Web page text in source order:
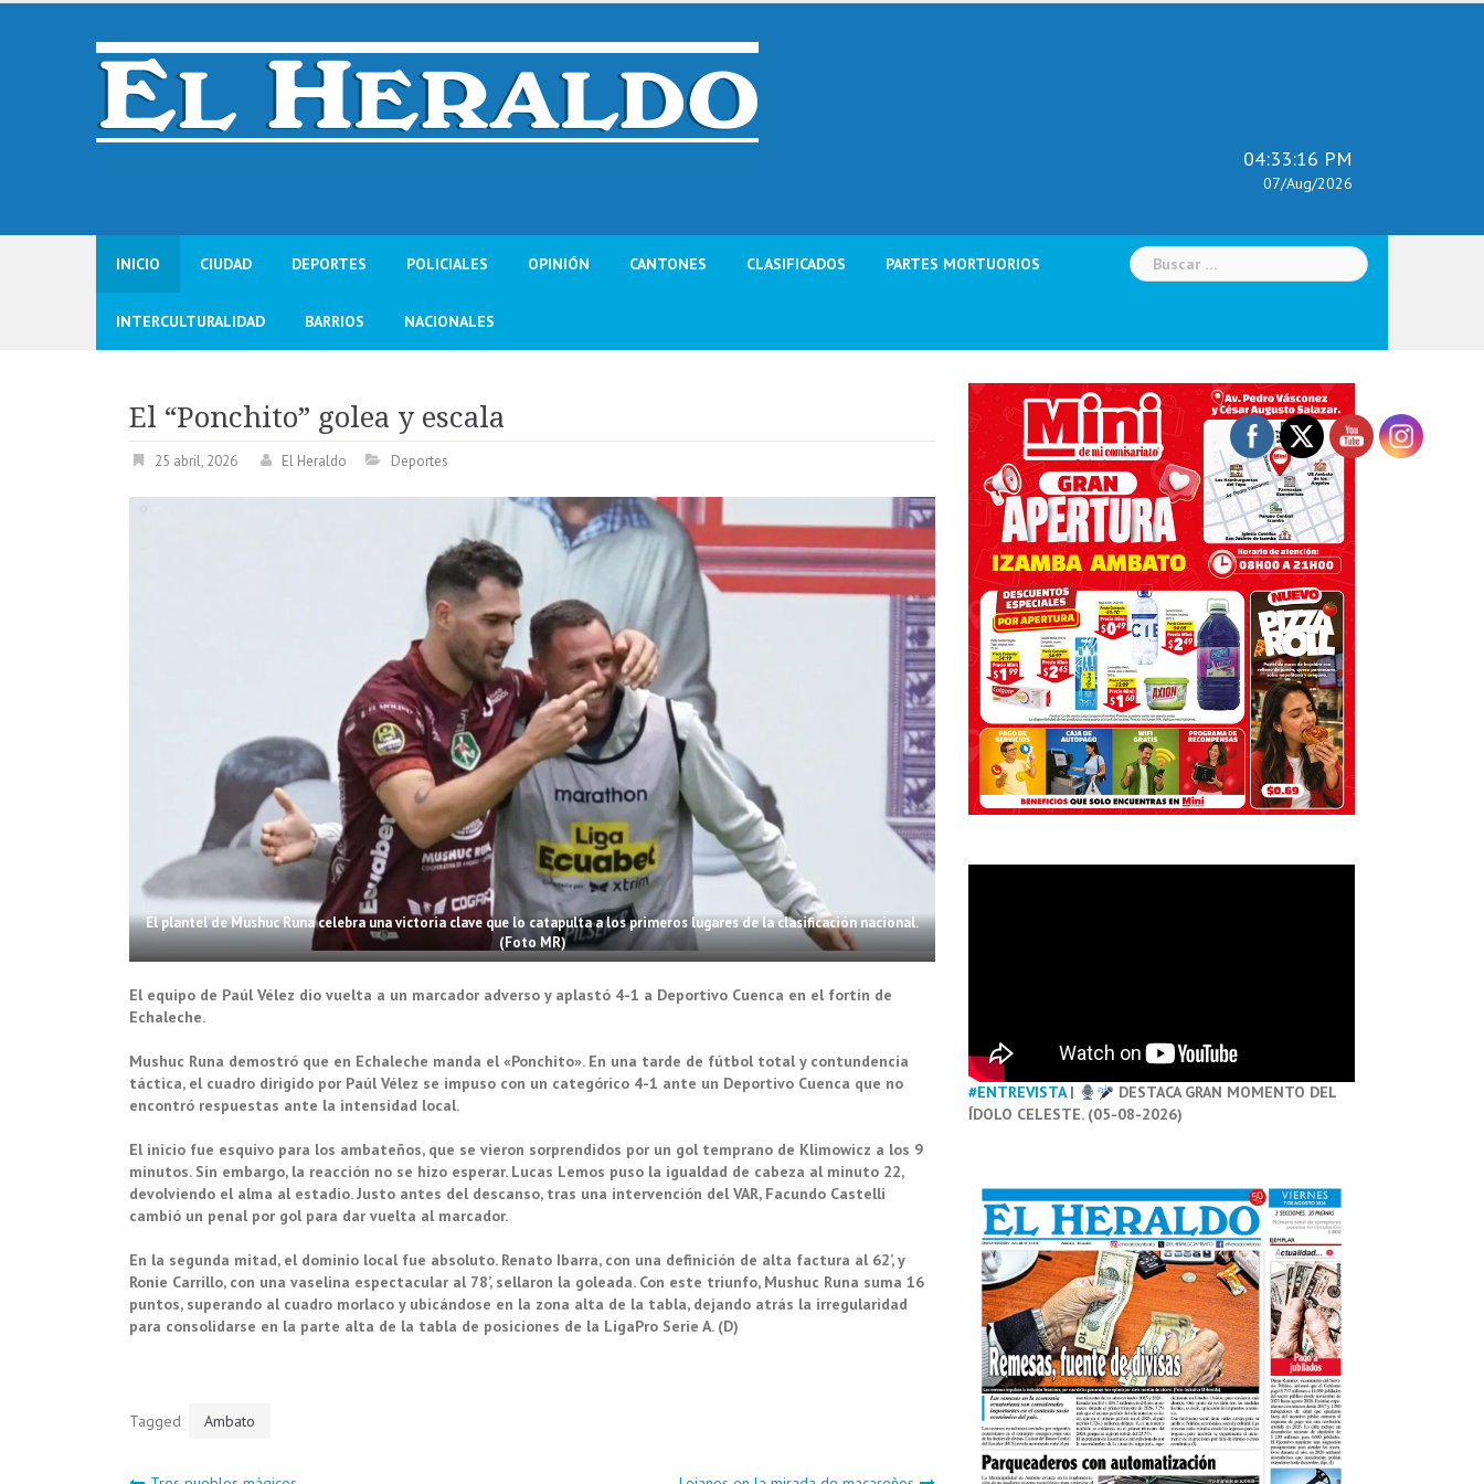
Skip
04:33:17 PM
07/Aug/2026
INICIO CIUDAD DEPORTES POLICIALES OPINIÓN CANTONES CLASIFICADOS PARTES MORTUORIOS
INTERCULTURALIDAD BARRIOS NACIONALES
Buscar:
El “Ponchito” golea y escala
25 abril, 2026 El Heraldo Deportes
El plantel de Mushuc Runa celebra una victoria clave que lo catapulta a los primeros lugares de la clasificación nacional.
(Foto MR)
El equipo de Paúl Vélez dio vuelta a un marcador adverso y aplastó 4-1 a Deportivo Cuenca en el fortín de
Echaleche.
Mushuc Runa demostró que en Echaleche manda el «Ponchito». En una tarde de fútbol total y contundencia
táctica, el cuadro dirigido por Paúl Vélez se impuso con un categórico 4-1 ante un Deportivo Cuenca que no
encontró respuestas ante la intensidad local.
El inicio fue esquivo para los ambateños, que se vieron sorprendidos por un gol temprano de Klimowicz a los 9
minutos. Sin embargo, la reacción no se hizo esperar. Lucas Lemos puso la igualdad de cabeza al minuto 22,
devolviendo el alma al estadio. Justo antes del descanso, tras una intervención del VAR, Facundo Castelli
cambió un penal por gol para dar vuelta al marcador.
En la segunda mitad, el dominio local fue absoluto. Renato Ibarra, con una definición de alta factura al 62’, y
Ronie Carrillo, con una vaselina espectacular al 78’, sellaron la goleada. Con este triunfo, Mushuc Runa suma 16
puntos, superando al cuadro morlaco y ubicándose en la zona alta de la tabla, dejando atrás la irregularidad
para consolidarse en la parte alta de la tabla de posiciones de la LigaPro Serie A. (D)
Tagged Ambato
#ENTREVISTA|
DESTACA GRAN MOMENTO DEL
ÍDOLO CELESTE. (05-08-2026)